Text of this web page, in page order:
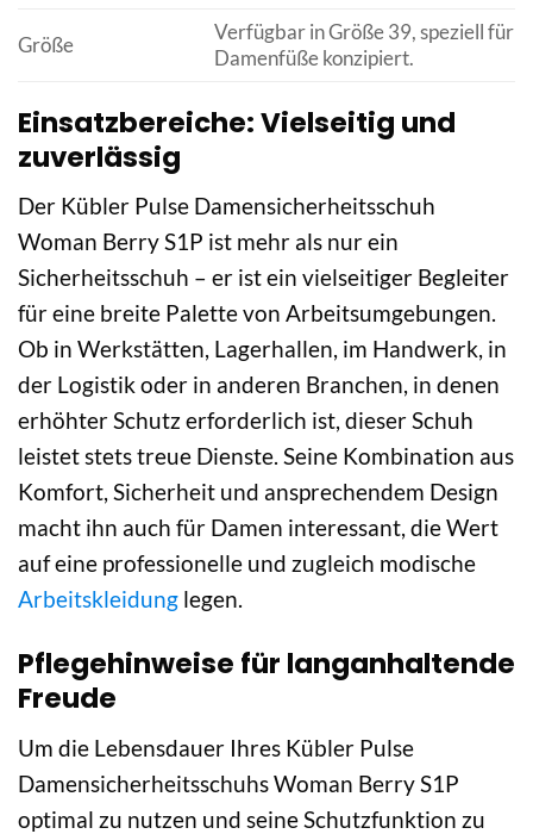
Größe
Verfügbar in Größe 39, speziell für
Damenfüße konzipiert.
Einsatzbereiche: Vielseitig und
zuverlässig
Der Kübler Pulse Damensicherheitsschuh
Woman Berry S1P ist mehr als nur ein
Sicherheitsschuh – er ist ein vielseitiger Begleiter
für eine breite Palette von Arbeitsumgebungen.
Ob in Werkstätten, Lagerhallen, im Handwerk, in
der Logistik oder in anderen Branchen, in denen
erhöhter Schutz erforderlich ist, dieser Schuh
leistet stets treue Dienste. Seine Kombination aus
Komfort, Sicherheit und ansprechendem Design
macht ihn auch für Damen interessant, die Wert
auf eine professionelle und zugleich modische
Arbeitskleidung legen.
Pflegehinweise für langanhaltende
Freude
Um die Lebensdauer Ihres Kübler Pulse
Damensicherheitsschuhs Woman Berry S1P
optimal zu nutzen und seine Schutzfunktion zu